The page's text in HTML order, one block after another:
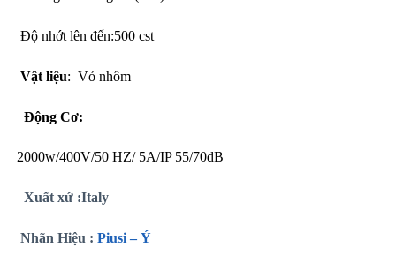
Độ nhớt lên đến:500 cst
Vật liệu: Vỏ nhôm
Động Cơ:
2000w/400V/50 HZ/ 5A/IP 55/70dB
Xuất xứ :Italy
Nhãn Hiệu : Piusi – Ý